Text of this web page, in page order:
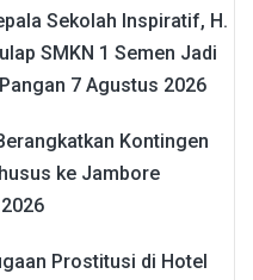
Sekolah Inspiratif, H.
SMKN 1 Semen Jadi
7 Agustus 2026
Kontingen
ke Jambore
Prostitusi di Hotel